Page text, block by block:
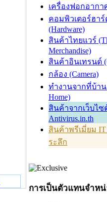
เครื่องฟอกอากา
คอมพิวเตอร์ฮาร์
(Hardware)
สินค้าไทยแวร์
Merchandise)
สินค้าอินเทรนด์
กล้อง (Camera)
ทำงานจากที่บ้าน
Home)
สินค้าจากเว็บไซ
Antivirus.in.th
สินค้าพรีเมี่ยม
ระลึก
การเป็นตัวแทนจำห